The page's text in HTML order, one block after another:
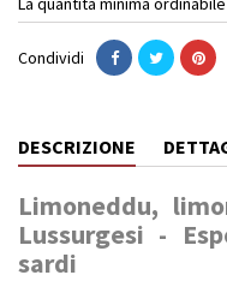
Condividi
DESCRIZIONE
Limoneddu,
Lussurgesi -
sardi